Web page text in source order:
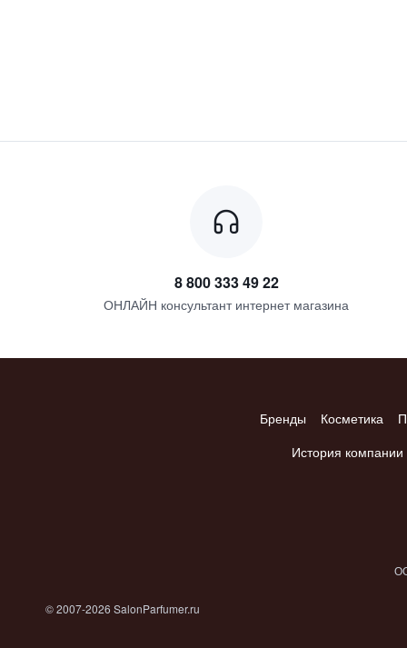
8 800 333 49 22
ОНЛАЙН консультант интернет магазина
Бренды Косметика
История компании
© 2007-2026 SalonParfumer.ru